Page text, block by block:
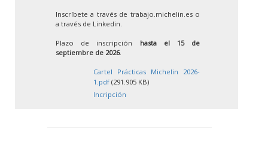
Inscríbete a través de trabajo.michelin.es o
a través de Linkedin.
Plazo de inscripción hasta el 15 de
septiembre de 2026.
Cartel Prácticas Michelin 2026-
1.pdf (291.905 KB)
Incripción